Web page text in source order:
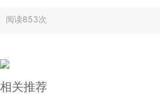
阅读853次
相关推荐